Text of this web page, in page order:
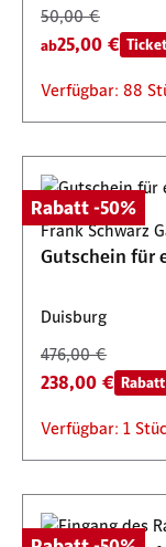
50,00 €
ab25,00 €
Verfügbar: 88
Rabatt -50%
Frank Schwarz
Gutschein für
Duisburg
476,00 €
238,00 €
Verfügbar: 1